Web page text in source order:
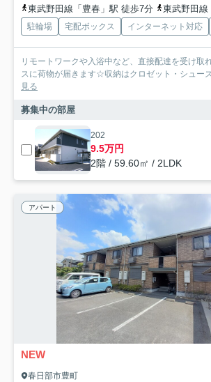
東武野田線「豊春」駅 徒歩7分
東武野田線「
駐輪場 宅配ボックス インターネット対応
リモートワークや入浴中など、直接配達を受け取
スに荷物が届きます☆収納はクロゼット・シュー
見る
募集中の部屋
202
9.5万円
2階 / 59.60㎡ / 2LDK
アパート
NEW
春日部市豊町